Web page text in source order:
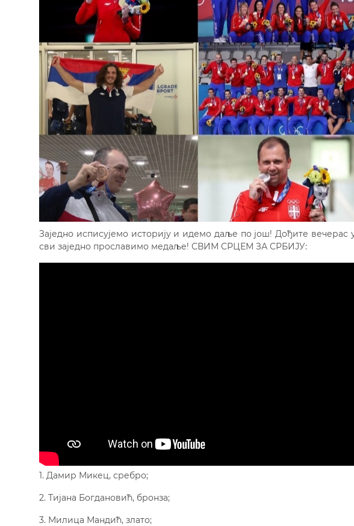
Заједно исписујемо историју и идемо даље по још! Дођите вечерас
сви заједно прославимо медаље! СВИМ СРЦЕМ ЗА СРБИЈУ:
1. Дамир Микец, сребро;
2. Тијана Богдановић, бронза;
3. Милица Мандић, злато;